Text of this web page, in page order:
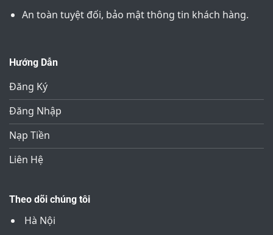
An toàn tuyệt đối, bảo mật thông tin khách hàng.
Hướng Dẫn
Đăng Ký
Đăng Nhập
Nạp Tiền
Liên Hệ
Theo dõi chúng tôi
Hà Nội